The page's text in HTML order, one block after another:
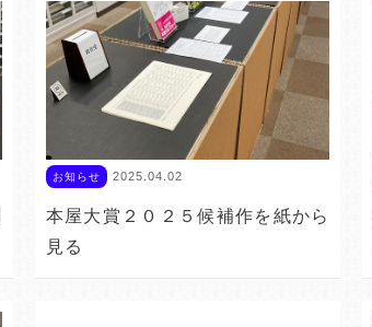
お知らせ 2025.04.02
本屋大賞２０２５候補作を紙から
見る